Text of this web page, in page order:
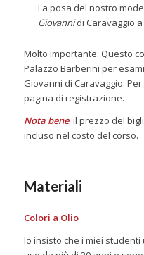
La posa del nostro
Giovannidi Caravaggio
Molto importante: Questo
Palazzo Barberini per
Giovanni di Caravaggio.
pagina di registrazione.
Nota bene: il prezzo del
incluso nel costo del corso.
Materiali
Colori a Olio
Io insisto che i miei studenti